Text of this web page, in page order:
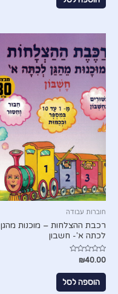
חוברות עבודה
רכבת ההצלחות – מוכנות מהגן
לכתה א'- חשבון
דורג
0
מתוך
₪40.00
הוספה לסל